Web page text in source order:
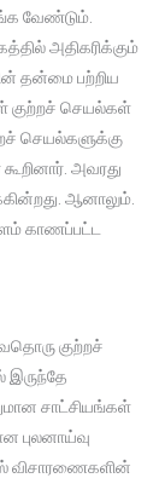
வேண்டும்.
அதிகரிக்கும்
தன்மை பற்றிய
குற்றச் செயல்கள்
செயல்களுக்கு
அவரது
ஆனாலும்.
காணப்பட்ட
குற்றச்
இருந்தே
சாட்சியங்கள்
புலனாய்வு
விசாரணைகளின்